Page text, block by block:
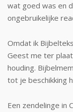
wat goed was en
ongebruikelijke
Omdat ik
Geest me ter
houding.
tot je beschikking
Een zendelinge in